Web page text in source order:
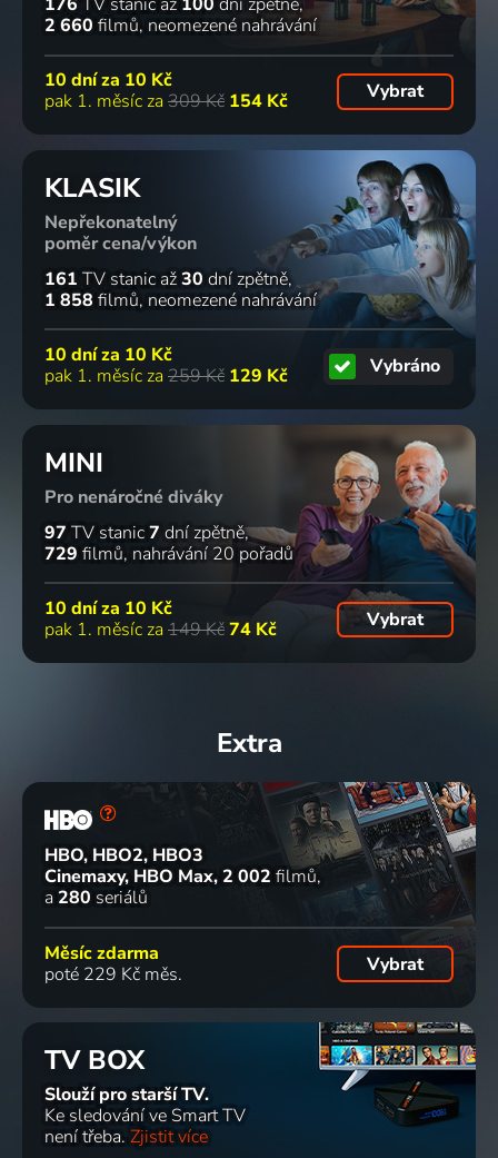
2 660 filmů neomezené nahrávání
10 dní za 10 Kč
pak 1. měsíc za 309 Kč 154 Kč Vybrat
KLASIK
Nepřekonatelný
poměr cena/výkon
161 TV stanic až30 dní zpětně
1 858 filmů neomezené nahrávání
10 dní za 10 Kč
pak 1. měsíc za 259 Kč 129 Kč Vybráno
MINI
Pro nenáročné diváky
97 TV stanic7 dní zpětně
729 filmů nahrávání 20 pořadů
10 dní za 10 Kč
pak 1. měsíc za 149 Kč74 Kč Vybrat
Extra
HBO, HBO2, HBO3
Cinemaxy, HBO Max 2 002 filmů
a 280 seriálů
Měsíc zdarma
poté 229 Kč měs.
Vybrat
TV BOX
Slouží pro starší TV.
Ke sledování ve Smart TV
není třeba. Zjistit více